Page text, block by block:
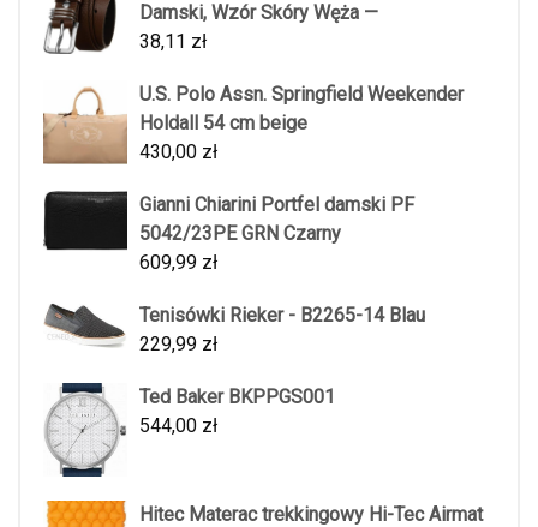
Damski, Wzór Skóry Węża —
38,11 zł
U.S. Polo Assn. Springfield Weekender
Holdall 54 cm beige
430,00 zł
Gianni Chiarini Portfel damski PF
5042/23PE GRN Czarny
609,99 zł
Tenisówki Rieker - B2265-14 Blau
229,99 zł
Ted Baker BKPPGS001
544,00 zł
Hitec Materac trekkingowy Hi-Tec Airmat